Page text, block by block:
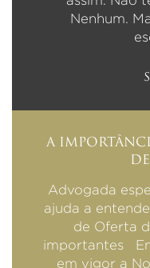
Nenhum.
A
Advogada
ajuda a
de Oferta
importantes
em vigor a